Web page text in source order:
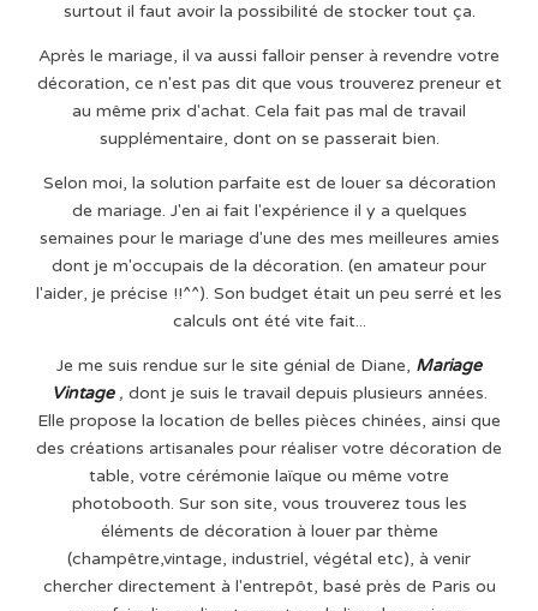
surtout il faut avoir la possibilité de stocker tout ça.
Après le mariage, il va aussi falloir penser à revendre votre
décoration, ce n'est pas dit que vous trouverez preneur et
au même prix d'achat. Cela fait pas mal de travail
supplémentaire, dont on se passerait bien.
Selon moi, la solution parfaite est de louer sa décoration
de mariage. J'en ai fait l'expérience il y a quelques
semaines pour le mariage d'une des mes meilleures amies
dont je m'occupais de la décoration. (en amateur pour
l'aider, je précise !!^^). Son budget était un peu serré et les
calculs ont été vite fait...
Je me suis rendue sur le site génial de Diane, Mariage
Vintage, dont je suis le travail depuis plusieurs années.
Elle propose la location de belles pièces chinées, ainsi que
des créations artisanales pour réaliser votre décoration de
table, votre cérémonie laïque ou même votre
photobooth. Sur son site, vous trouverez tous les
éléments de décoration à louer par thème
(champêtre,vintage, industriel, végétal etc), à venir
chercher directement à l'entrepôt, basé près de Paris ou